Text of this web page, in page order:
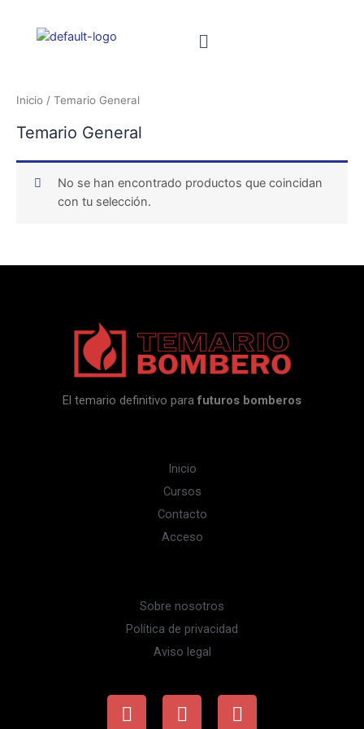
Inicio / Temario General
Temario General
No se han encontrado productos que coincidan
con tu selección.
El temario definitivo para futuros bomberos
Inicio
Cursos
Contacto
Acceso
Sobre nosotros
Política de privacidad
Aviso legal